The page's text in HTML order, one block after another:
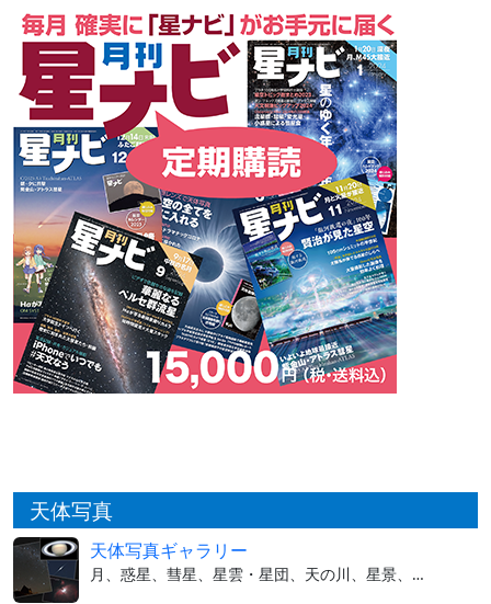
天体写真
天体写真ギャラリー
月、惑星、彗星、星雲・星団、天の川、星景、…